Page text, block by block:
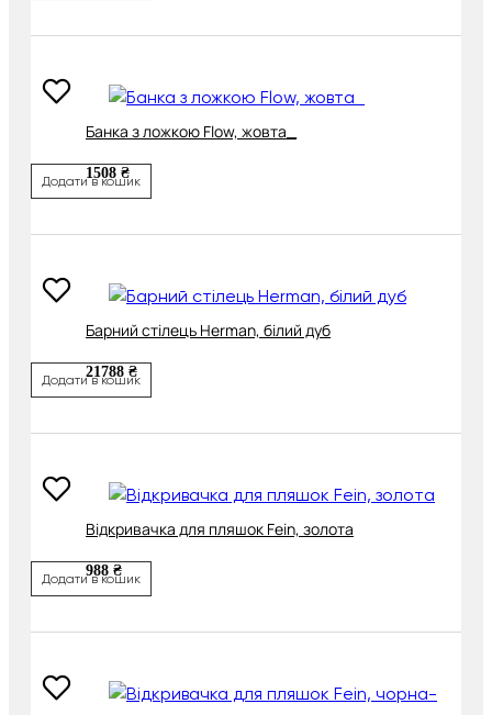
Банка з ложкою Flow, жовта_
1508 ₴
Додати в кошик
Барний стілець Herman, білий дуб
21788 ₴
Додати в кошик
Відкривачка для пляшок Fein, золота
988 ₴
Додати в кошик